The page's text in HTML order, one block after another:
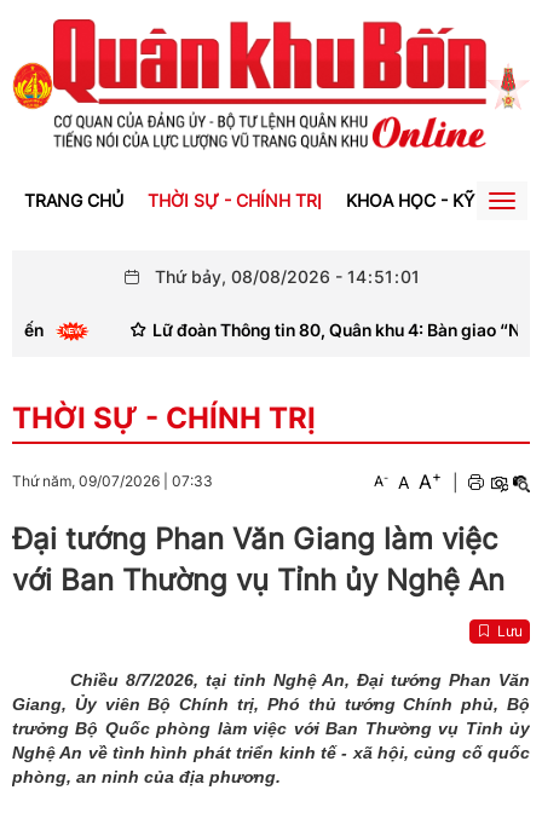
TRANG CHỦ THỜI SỰ - CHÍNH TRỊ KHOA HỌC - KỸ THUẬT
Thứ bảy, 08/08/2026 - 14: 51 :02
Lữ đoàn Thông tin 80, Quân khu 4: Bàn giao “Nhà đồng
THỜI SỰ - CHÍNH TRỊ
Thứ năm, 09/07/2026 07:33 A- A A+
Đại tướng Phan Văn Giang làm việc
với Ban Thường vụ Tỉnh ủy Nghệ An
Lưu
Chiều 8/7/2026, tại tỉnh Nghệ An, Đại tướng Phan Văn
Giang, Ủy viên Bộ Chính trị, Phó thủ tướng Chính phủ, Bộ
trưởng Bộ Quốc phòng làm việc với Ban Thường vụ Tỉnh ủy
Nghệ An về tình hình phát triển kinh tế - xã hội, củng cố quốc
phòng, an ninh của địa phương.